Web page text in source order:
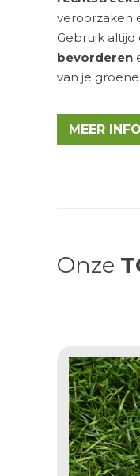
veroorzaken
Gebruik altijd
bevorderen
van je
MEER
Onze